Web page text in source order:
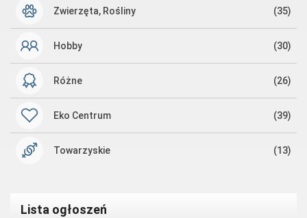
Zwierzęta, Rośliny (35)
Hobby (30)
Różne (26)
Eko Centrum (39)
Towarzyskie (13)
Lista ogłoszeń